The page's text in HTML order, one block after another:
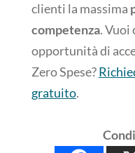
clienti la massima
competenza. Vuoi
opportunità di
Zero Spese?
gratuito.